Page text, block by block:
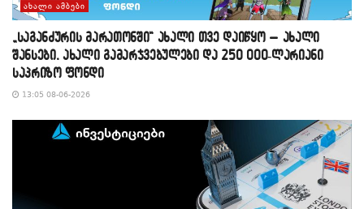
ᲐᲮᲐᲚᲘ ᲐᲛᲑᲔᲑᲘ
„საგანძურის მარათონში“ ახალი თვე დაიწყო – ახალი
შანსები, ახალი გამარჯვებულები და 250 000-ლარიანი
საპრიზო ფონდი
13:05 08-06-2026